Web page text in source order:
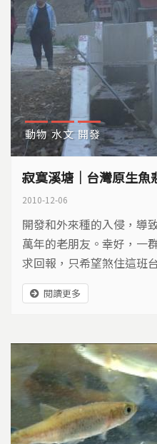
動物 水文 開發
寂寞溪塘｜台灣原生魚
2010-12-06
開發和外來種的入侵，導
萬年的老朋友。幸好，一
求回報，只希望煞住這班
閱讀更多